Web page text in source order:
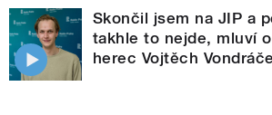
Skončil jsem na JIP a
takhle to nejde, mluví
herec Vojtěch